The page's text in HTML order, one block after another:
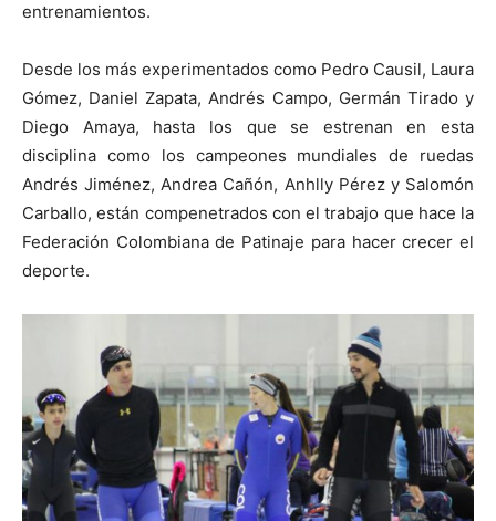
entrenamientos.
Desde los más experimentados como Pedro Causil, Laura
Gómez, Daniel Zapata, Andrés Campo, Germán Tirado y
Diego Amaya, hasta los que se estrenan en esta
disciplina como los campeones mundiales de ruedas
Andrés Jiménez, Andrea Cañón, Anhlly Pérez y Salomón
Carballo, están compenetrados con el trabajo que hace la
Federación Colombiana de Patinaje para hacer crecer el
deporte.